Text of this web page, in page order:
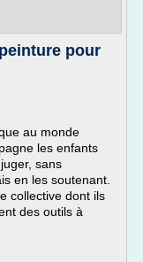
pour
au monde
les enfants
sans
en les soutenant.
collective dont ils
des outils à